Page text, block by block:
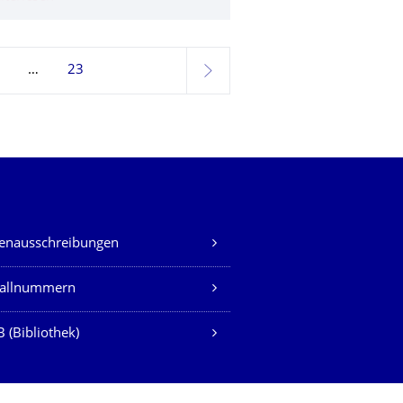
23
weiter
(Bibliothek)